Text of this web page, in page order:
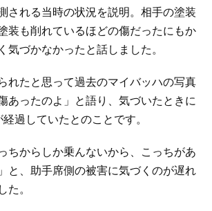
される当時の状況を説明。相手の塗装
装も削れているほどの傷だったにもか
気づかなかったと話しました。
れたと思って過去のマイバッハの写真
あったのよ」と語り、気づいたときに
過していたとのことです。
ちからしか乗んないから、こっちがあ
と、助手席側の被害に気づくのが遅れ
た。